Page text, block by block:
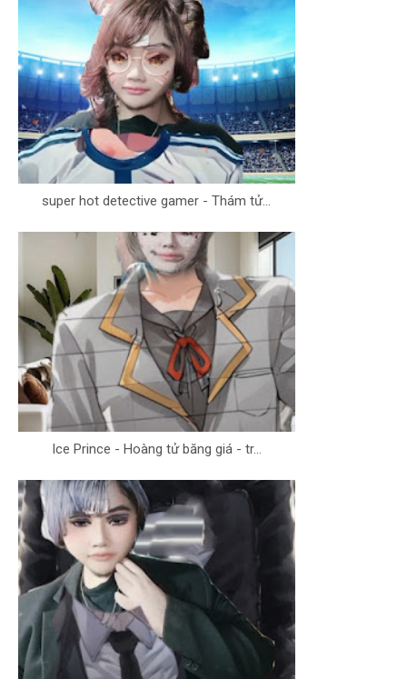
super hot detective gamer - Thám tử...
Ice Prince - Hoàng tử băng giá - tr...